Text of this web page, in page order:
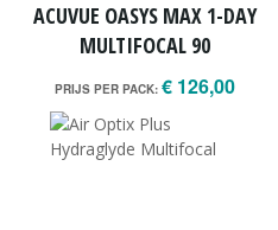
ACUVUE OASYS MAX 1-DAY
MULTIFOCAL 90
PRIJS PER PACK: € 126,00